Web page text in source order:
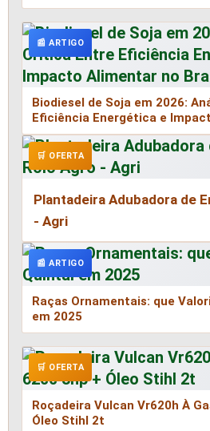
📰 ARTIGO
Biodiesel de Soja em 2026:
Eficiência Energética e
Brasil
🛒 OFERTA
Plantadeira Adubadora de
- Agri
📰 ARTIGO
Raças Ornamentais: que
em 2025
🛒 OFERTA
Roçadeira Vulcan Vr620h À
Óleo Stihl 2t